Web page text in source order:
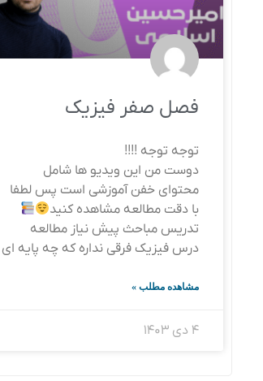
فصل صفر فیزیک
توجه توجه !!!!
دوست من این ویدیو ها شامل
محتوای خفن آموزشی است پس لطفا
با دقت مطالعه مشاهده کنید
تدریس مباحث پیش نیاز مطالعه
درس فیزیک فرقی نداره که چه پایه ای
مشاهده مطلب »
۴ دی ۱۴۰۳